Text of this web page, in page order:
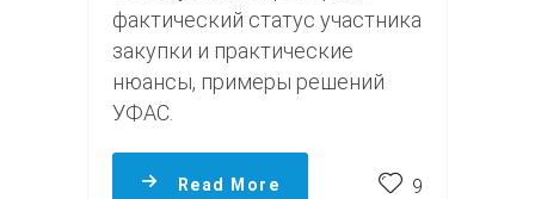
фактический статус участника
закупки и практические
нюансы, примеры решений
УФАС.
Read More 9